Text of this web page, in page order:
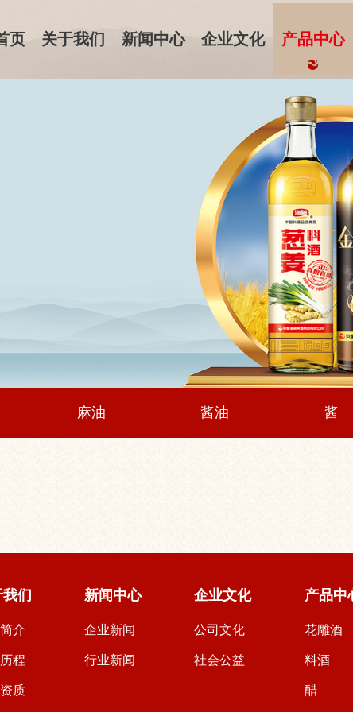
页 关于我们 新闻中心 企业文化 产品中心
麻油 酱油 酱
们
介
程
质
新闻中心
企业新闻
行业新闻
企业文化
公司文化
社会公益
产品中
花雕酒
料酒
醋